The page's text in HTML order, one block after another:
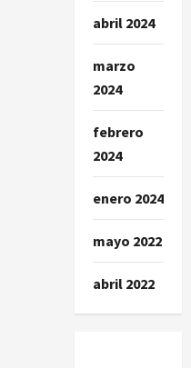
abril 2024
marzo
2024
febrero
2024
enero 2024
mayo 2022
abril 2022